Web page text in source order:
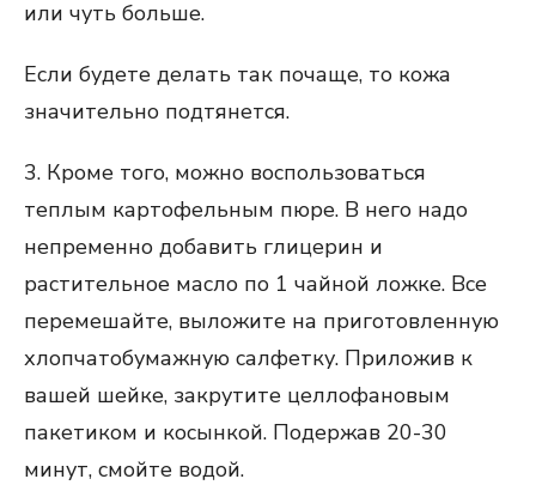
или чуть больше.
Если будете делать так почаще, то кожа
значительно подтянется.
3. Кроме того, можно воспользоваться
теплым картофельным пюре. В него надо
непременно добавить глицерин и
растительное масло по 1 чайной ложке. Все
перемешайте, выложите на приготовленную
хлопчатобумажную салфетку. Приложив к
вашей шейке, закрутите целлофановым
пакетиком и косынкой. Подержав 20-30
минут, смойте водой.